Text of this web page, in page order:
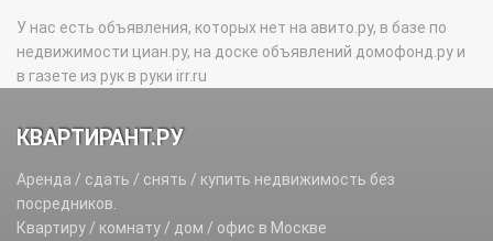
У нас есть объявления, которых нет на авито.ру, в базе по
недвижимости циан.ру, на доске объявлений домофонд.ру и
в газете из рук в руки irr.ru
КВАРТИРАНТ.РУ
Аренда / сдать / снять / купить недвижимость без
посредников.
Квартиру / комнату / дом / офис в Москве